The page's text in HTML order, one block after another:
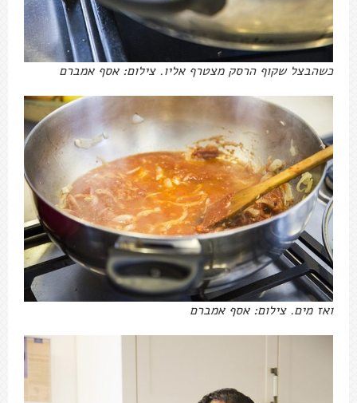
כשהבצל שקוף הרסק מצטרף אליו. צילום: אסף אמברם
ואז מים. צילום: אסף אמברם